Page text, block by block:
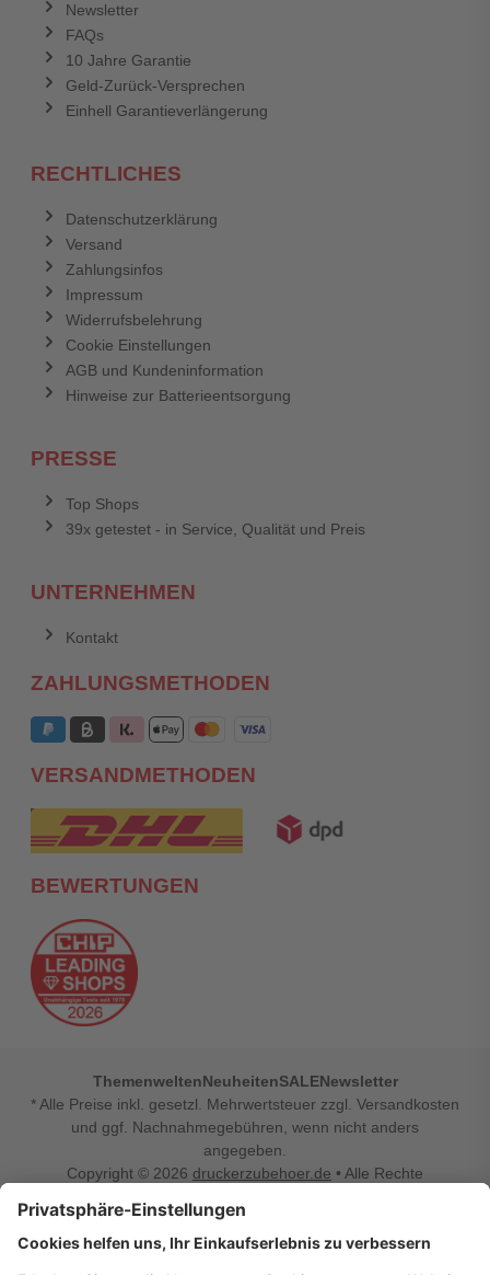
Newsletter
FAQs
10 Jahre Garantie
Geld-Zurück-Versprechen
Einhell Garantieverlängerung
RECHTLICHES
Datenschutzerklärung
Versand
Zahlungsinfos
Impressum
Widerrufsbelehrung
Cookie Einstellungen
AGB und Kundeninformation
Hinweise zur Batterieentsorgung
PRESSE
Top Shops
39x getestet - in Service, Qualität und Preis
UNTERNEHMEN
Kontakt
ZAHLUNGSMETHODEN
VERSANDMETHODEN
BEWERTUNGEN
ThemenweltenNeuheitenSALENewsletter
* Alle Preise inkl. gesetzl. Mehrwertsteuer zzgl. Versandkosten
und ggf. Nachnahmegebühren, wenn nicht anders
angegeben.
Copyright © 2026 druckerzubehoer.de • Alle Rechte
Vertrag widerrufen
Druckerzubehoer.de – preiswerte Qualität für Ihr Office